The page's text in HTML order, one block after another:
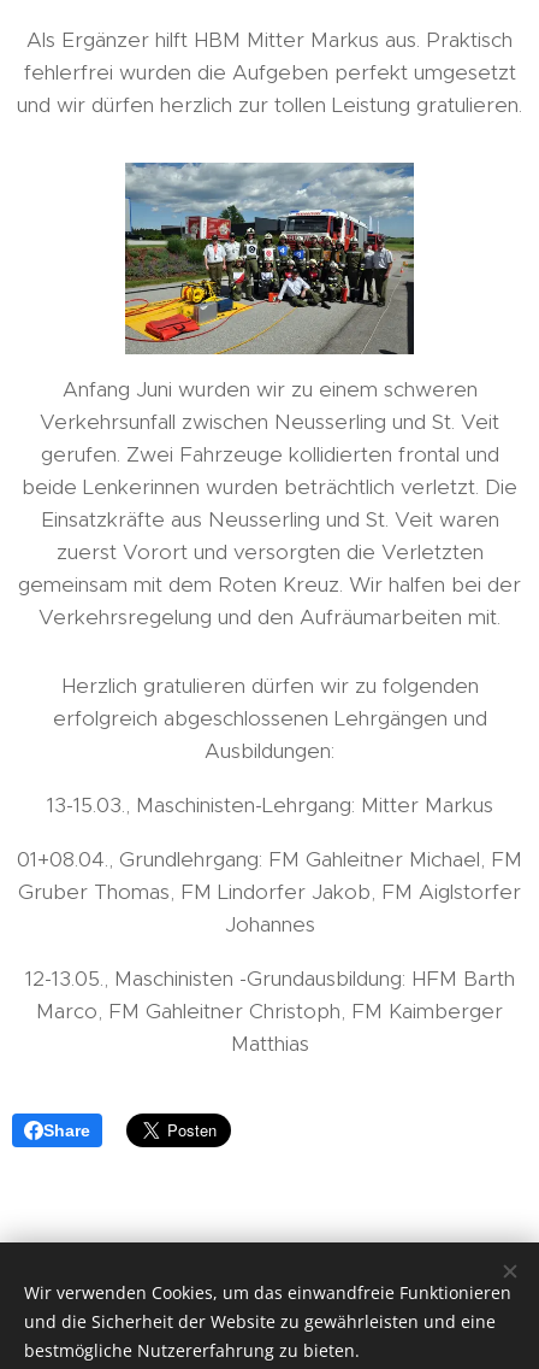
Als Ergänzer hilft HBM Mitter Markus aus. Praktisch
fehlerfrei wurden die Aufgeben perfekt umgesetzt
und wir dürfen herzlich zur tollen Leistung gratulieren.
Anfang Juni wurden wir zu einem schweren
Verkehrsunfall zwischen Neusserling und St. Veit
gerufen. Zwei Fahrzeuge kollidierten frontal und
beide Lenkerinnen wurden beträchtlich verletzt. Die
Einsatzkräfte aus Neusserling und St. Veit waren
zuerst Vorort und versorgten die Verletzten
gemeinsam mit dem Roten Kreuz. Wir halfen bei der
Verkehrsregelung und den Aufräumarbeiten mit.
Herzlich gratulieren dürfen wir zu folgenden
erfolgreich abgeschlossenen Lehrgängen und
Ausbildungen:
13-15.03., Maschinisten-Lehrgang: Mitter Markus
01+08.04., Grundlehrgang: FM Gahleitner Michael, FM
Gruber Thomas, FM Lindorfer Jakob, FM Aiglstorfer
Johannes
12-13.05., Maschinisten -Grundausbildung: HFM Barth
Marco, FM Gahleitner Christoph, FM Kaimberger
Matthias
Share
© 2018 Freiwillige Feuerwehr Herzogsdorf, Hauptstraße 23,
4175 Herzogsdorf.
ff-herzogsdorf@gmx.at|instagram.com/ff_herzogsdorf
Wir verwenden Cookies, um das einwandfreie Funktionieren
und die Sicherheit der Website zu gewährleisten und eine
bestmögliche Nutzererfahrung zu bieten.